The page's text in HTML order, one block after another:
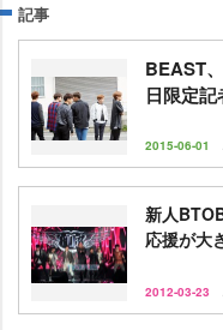
記事
BEAST
日限定
2015-06-01
新人
応援が大
2012-03-23